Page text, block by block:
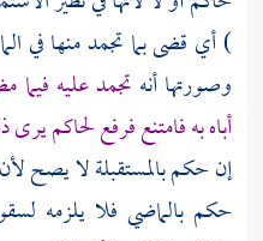
) أي قضى بما تجمد منها في
وصورتها أنه تجمد عليه
أباه به فامتنع فرفع لحاكم
إن حكم بالمستقبلة لا يصح
حكم بالماضي فلا يلزمه